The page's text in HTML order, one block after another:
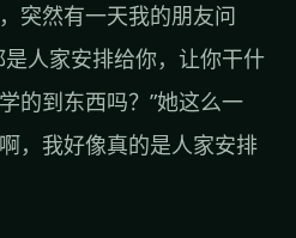
突然有一天我的朋友问
人家安排给你，让你干什
的到东西吗？”她这么一
，我好像真的是人家安排